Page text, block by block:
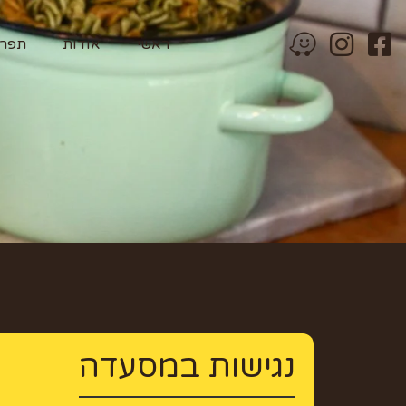
ראשי אודות
נגישות במסעדה